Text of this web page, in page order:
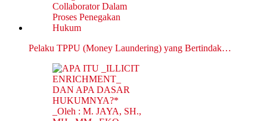
Pelaku TPPU (Money Laundering) yang Bertindak…